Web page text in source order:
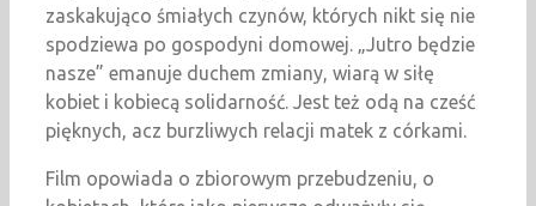
zaskakująco śmiałych czynów, których nikt się nie
spodziewa po gospodyni domowej. „Jutro będzie
nasze” emanuje duchem zmiany, wiarą w siłę
kobiet i kobiecą solidarność. Jest też odą na cześć
pięknych, acz burzliwych relacji matek z córkami.
Film opowiada o zbiorowym przebudzeniu, o